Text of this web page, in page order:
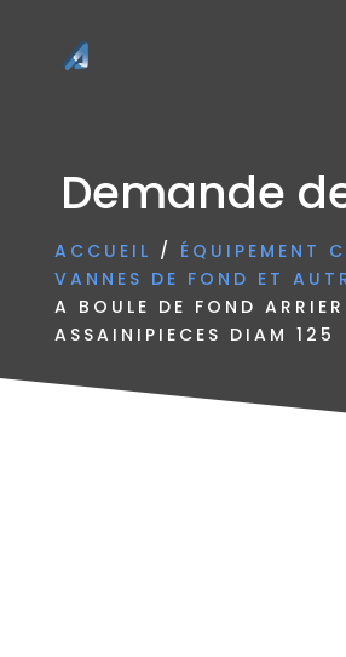
Demande
ACCUEIL / ÉQUIPEMENT
VANNES DE FOND ET
A BOULE DE FOND
ASSAINIPIECES DIAM 125